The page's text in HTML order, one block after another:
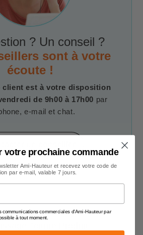
? Un conseil ?
sont à votre
écoute !
client est à votre disposition
de 9h00 à 17h00 par
e-mail et chat.
votre prochaine commande
Ami-Hauteur et recevez votre code de
par e-mail, valable 7 jours.
communications commerciales d'Ami-Hauteur par
à tout moment.